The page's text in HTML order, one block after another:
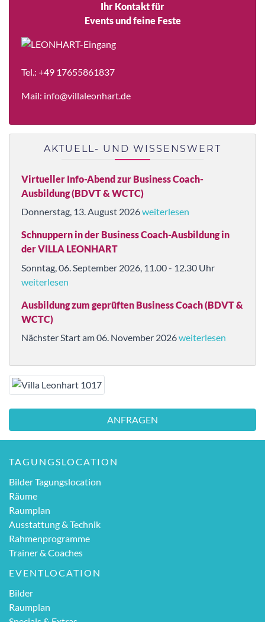
Ihr Kontakt für
Events und feine Feste
Tel.: +49 17655861837
Mail: info@villaleonhart.de
AKTUELL- UND WISSENSWERT
Virtueller Info-Abend zur Business Coach-
Ausbildung (BDVT & WCTC)
Donnerstag, 13. August 2026weiterlesen
Schnuppern in der Business Coach-Ausbildung in
der VILLA LEONHART
Sonntag, 06. September 2026, 11.00 - 12.30 Uhr
weiterlesen
Ausbildung zum geprüften Business Coach (BDVT &
WCTC)
Nächster Start am 06. November 2026weiterlesen
ANFRAGEN
TAGUNGSLOCATION
Bilder Tagungslocation
Räume
Raumplan
Ausstattung & Technik
Rahmenprogramme
Trainer & Coaches
EVENTLOCATION
Bilder
Raumplan